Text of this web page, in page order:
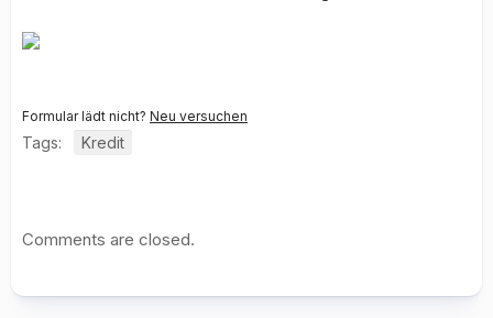
Formular lädt nicht? Neu versuchen
Tags: Kredit
Comments are closed.